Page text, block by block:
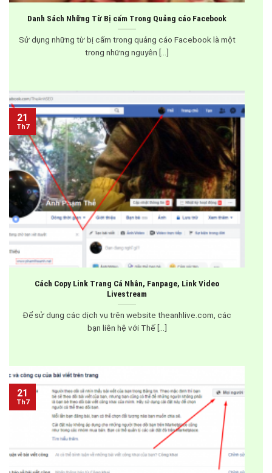
Danh Sách Những Từ Bị cấm Trong Quảng cáo Facebook
Sử dụng những từ bị cấm trong quảng cáo Facebook là một
trong những nguyên [...]
Cách Copy Link Trang Cá Nhân, Fanpage, Link Video
Livestream
Để sử dụng các dịch vụ trên website theanhlive.com, các
bạn liên hệ với Thế [...]
21
Th7
21
Th7